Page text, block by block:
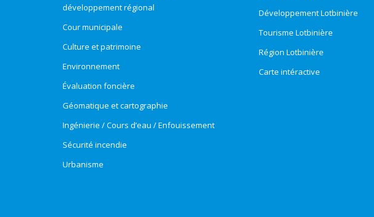
développement régional
Cour municipale
Culture et patrimoine
Environnement
Évaluation foncière
Géomatique et cartographie
Ingénierie / Cours d’eau / Enfouissement
Sécurité incendie
Urbanisme
Développement Lotbinière
Tourisme Lotbinière
Région Lotbinière
Carte intéractive